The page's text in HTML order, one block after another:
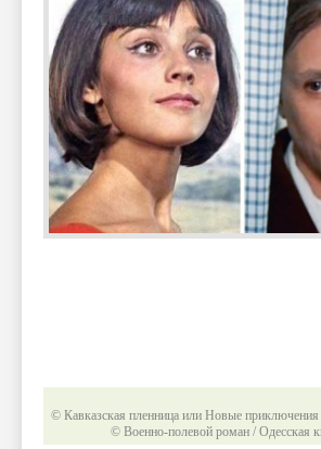
© Кавказская пленница или Новые
© Военно-полевой роман / Одесская